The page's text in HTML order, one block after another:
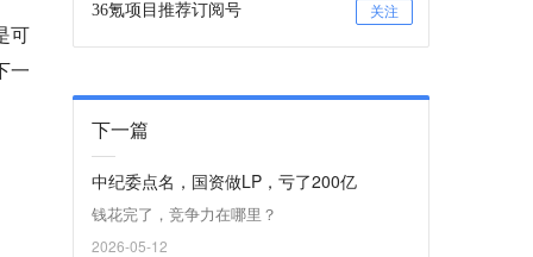
可
一
36氪项目推荐订阅号 关注
下一篇
中纪委点名，国资做LP，亏了200亿
钱花完了，竞争力在哪里？
2026-05-12